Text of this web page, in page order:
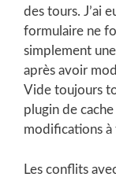
des tours. J’ai
formulaire ne
simplement
après avoir
Vide toujours
plugin de
modifications
Les conflits